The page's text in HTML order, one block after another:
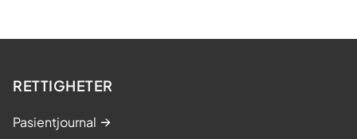
RETTIGHETER
Pasientjournal